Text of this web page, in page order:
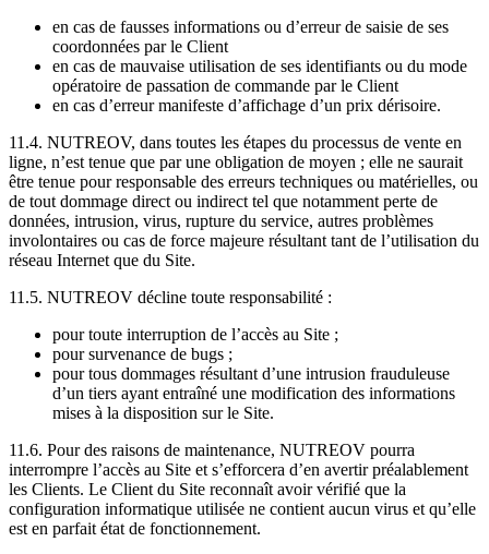
en cas de fausses informations ou d’erreur de saisie de ses
coordonnées par le Client
en cas de mauvaise utilisation de ses identifiants ou du mode
opératoire de passation de commande par le Client
en cas d’erreur manifeste d’affichage d’un prix dérisoire.
11.4. NUTREOV, dans toutes les étapes du processus de vente en
ligne, n’est tenue que par une obligation de moyen ; elle ne saurait
être tenue pour responsable des erreurs techniques ou matérielles, ou
de tout dommage direct ou indirect tel que notamment perte de
données, intrusion, virus, rupture du service, autres problèmes
involontaires ou cas de force majeure résultant tant de l’utilisation du
réseau Internet que du Site.
11.5. NUTREOV décline toute responsabilité :
pour toute interruption de l’accès au Site ;
pour survenance de bugs ;
pour tous dommages résultant d’une intrusion frauduleuse
d’un tiers ayant entraîné une modification des informations
mises à la disposition sur le Site.
11.6. Pour des raisons de maintenance, NUTREOV pourra
interrompre l’accès au Site et s’efforcera d’en avertir préalablement
les Clients. Le Client du Site reconnaît avoir vérifié que la
configuration informatique utilisée ne contient aucun virus et qu’elle
est en parfait état de fonctionnement.